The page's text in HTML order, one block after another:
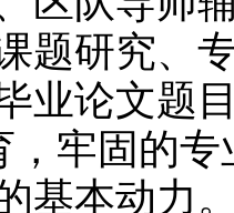
题研究、
业论文题
，牢固的
基本动力